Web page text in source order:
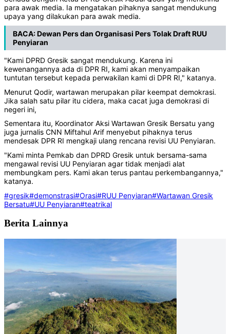
para awak media. Ia mengatakan pihaknya sangat mendukung
upaya yang dilakukan para awak media.
BACA:Dewan Pers dan Organisasi Pers Tolak Draft RUU
Penyiaran
"Kami DPRD Gresik sangat mendukung. Karena ini
kewenangannya ada di DPR RI, kami akan menyampaikan
tuntutan tersebut kepada perwakilan kami di DPR RI," katanya.
Menurut Qodir, wartawan merupakan pilar keempat demokrasi.
Jika salah satu pilar itu cidera, maka cacat juga demokrasi di
negeri ini,
Sementara itu, Koordinator Aksi Wartawan Gresik Bersatu yang
juga jurnalis CNN Miftahul Arif menyebut pihaknya terus
mendesak DPR RI mengkaji ulang rencana revisi UU Penyiaran.
"Kami minta Pemkab dan DPRD Gresik untuk bersama-sama
mengawal revisi UU Penyiaran agar tidak menjadi alat
membungkam pers. Kami akan terus pantau perkembangannya,"
katanya.
#gresik#demonstrasi#Orasi#RUU Penyiaran#Wartawan Gresik
Bersatu#UU Penyiaran#teatrikal
Berita Lainnya